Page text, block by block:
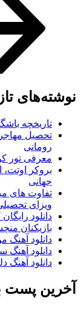
تاریخچه
تحصیل
رومانی
معرفی تور
بروکر اوتت،
جهانی
تفاوت های
ویزای تحصیلی
دانلود
بازیکنان
دانلود آهنگ
دانلود آهنگ
دانلود آهنگ
پست